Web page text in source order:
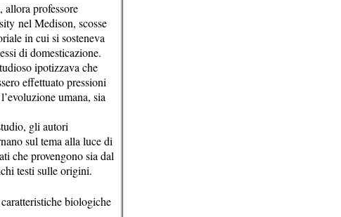
professore
nel Medison, scosse
in cui si sosteneva
di domesticazione.
ipotizzava che
effettuato pressioni
umana, sia
gli autori
sul tema alla luce di
che provengono sia dal
testi sulle origini.
biologiche